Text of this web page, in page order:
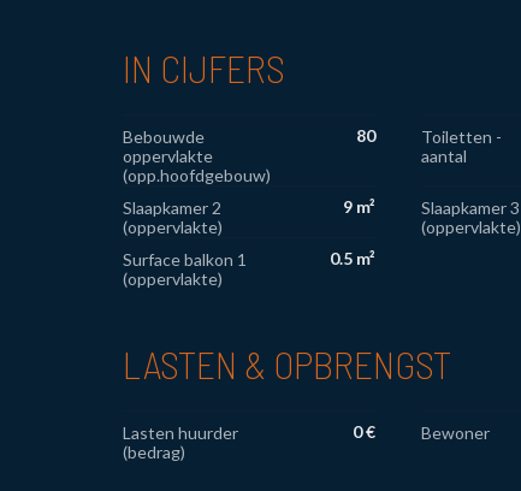
IN CIJFERS
Bebouwde
oppervlakte
(opp.hoofdgebouw)
80
Toiletten -
aantal
Slaapkamer 2
(oppervlakte)
9 m²
Slaapkamer 3
(oppervlakte)
Surface balkon 1
(oppervlakte)
0.5 m²
LASTEN & OPBRENGST
Lasten huurder
(bedrag)
0 € Bewoner